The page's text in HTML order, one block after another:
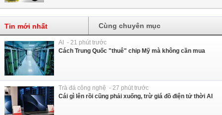
Tin mới nhất Cùng chuyên mục
AI - 21 phút trước
Cách Trung Quốc "thuê" chip Mỹ mà không cần mua
Trà đá công nghệ - 27 phút trước
Cái gì lên rồi cũng phải xuống, trừ giá đồ điện tử thời AI